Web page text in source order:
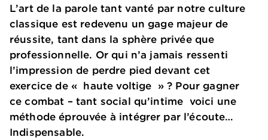
L’art de la parole tant vanté par notre culture
classique est redevenu un gage majeur de
réussite, tant dans la sphère privée que
professionnelle. Or qui n’a jamais ressenti
l’impression de perdre pied devant cet
exercice de « haute voltige » ? Pour gagner
ce combat – tant social qu’intime voici une
méthode éprouvée à intégrer par l’écoute…
Indispensable.